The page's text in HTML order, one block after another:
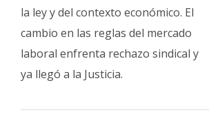
la ley y del contexto económico. El
cambio en las reglas del mercado
laboral enfrenta rechazo sindical y
ya llegó a la Justicia.